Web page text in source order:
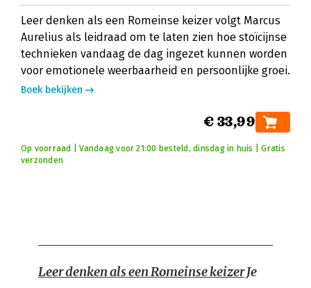
Leer denken als een Romeinse keizer volgt Marcus
Aurelius als leidraad om te laten zien hoe stoïcijnse
technieken vandaag de dag ingezet kunnen worden
voor emotionele weerbaarheid en persoonlijke groei.
Boek bekijken
€ 33,99
Op voorraad | Vandaag voor 21:00 besteld, dinsdag in huis | Gratis
verzonden
Leer denken als een Romeinse keizerJe